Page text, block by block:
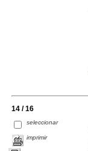
14 / 16
seleccionar
imprimir